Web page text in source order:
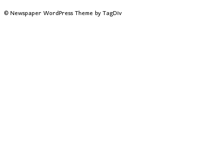
© Newspaper WordPress Theme by TagDiv